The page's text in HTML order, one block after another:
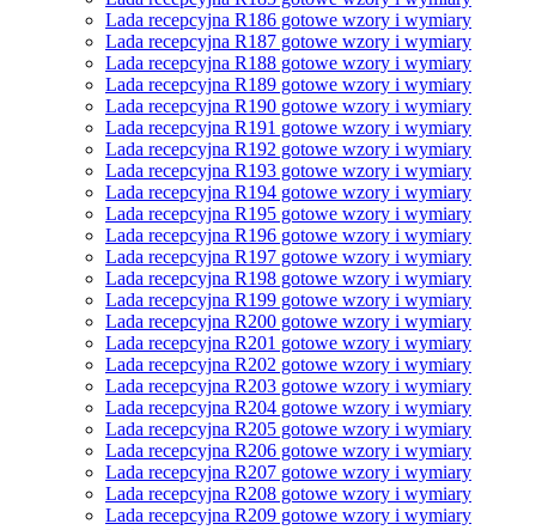
Lada recepcyjna R186 gotowe wzory i wymiary
Lada recepcyjna R187 gotowe wzory i wymiary
Lada recepcyjna R188 gotowe wzory i wymiary
Lada recepcyjna R189 gotowe wzory i wymiary
Lada recepcyjna R190 gotowe wzory i wymiary
Lada recepcyjna R191 gotowe wzory i wymiary
Lada recepcyjna R192 gotowe wzory i wymiary
Lada recepcyjna R193 gotowe wzory i wymiary
Lada recepcyjna R194 gotowe wzory i wymiary
Lada recepcyjna R195 gotowe wzory i wymiary
Lada recepcyjna R196 gotowe wzory i wymiary
Lada recepcyjna R197 gotowe wzory i wymiary
Lada recepcyjna R198 gotowe wzory i wymiary
Lada recepcyjna R199 gotowe wzory i wymiary
Lada recepcyjna R200 gotowe wzory i wymiary
Lada recepcyjna R201 gotowe wzory i wymiary
Lada recepcyjna R202 gotowe wzory i wymiary
Lada recepcyjna R203 gotowe wzory i wymiary
Lada recepcyjna R204 gotowe wzory i wymiary
Lada recepcyjna R205 gotowe wzory i wymiary
Lada recepcyjna R206 gotowe wzory i wymiary
Lada recepcyjna R207 gotowe wzory i wymiary
Lada recepcyjna R208 gotowe wzory i wymiary
Lada recepcyjna R209 gotowe wzory i wymiary